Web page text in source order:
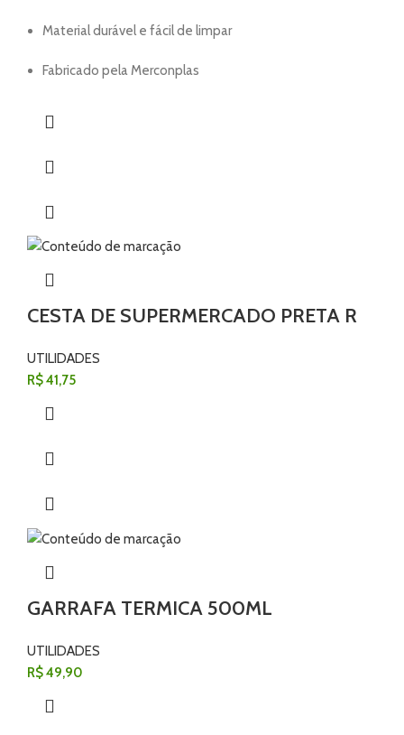
Material durável e fácil de limpar
Fabricado pela Merconplas
CESTA DE SUPERMERCADO PRETA R
UTILIDADES
R$41,75
GARRAFA TERMICA 500ML
UTILIDADES
R$49,90